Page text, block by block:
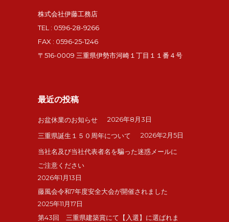
株式会社伊藤工務店
TEL : 0596-28-9266
FAX : 0596-25-1246
〒516-0009 三重県伊勢市河崎１丁目１１番４号
最近の投稿
お盆休業のお知らせ
2026年8月3日
三重県誕生１５０周年について
2026年2月5日
当社名及び当社代表者名を騙った迷惑メールに
ご注意ください
2026年1月13日
藤風会令和7年度安全大会が開催されました
2025年11月17日
第43回 三重県建築賞にて【入選】に選ばれま